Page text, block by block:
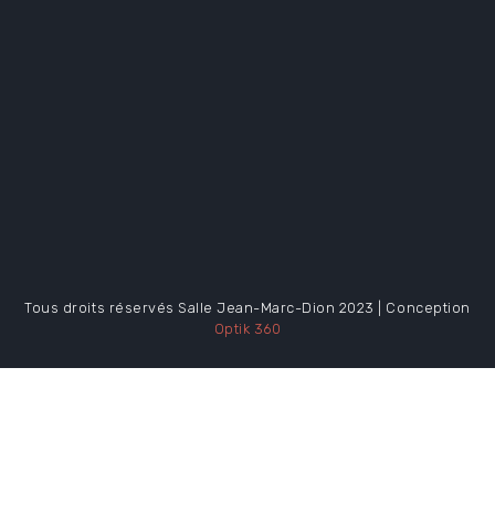
Tous droits réservés Salle Jean-Marc-Dion 2023 | Conception
Optik 360